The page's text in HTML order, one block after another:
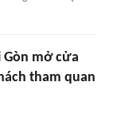
Gòn mở cửa
tham quan